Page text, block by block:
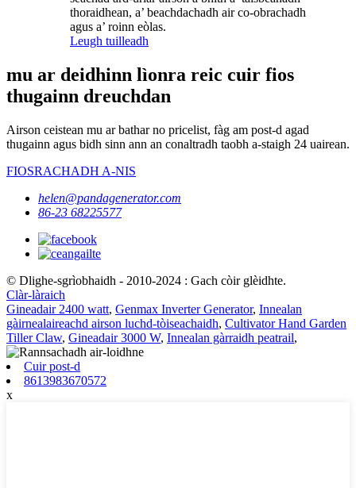
thoraidhean, a’ beachdachadh air co-obrachadh
agus a’ roinn eòlas.
Leugh tuilleadh
mu ar deidhinn lìonra reic cuir fios
thugainn dreuchdan
Airson ceistean mu ar bathar no pricelist, fàg am post-d agad
thugainn agus bidh sinn ann an conaltradh taobh a-staigh 24 uairean.
FIOSRACHADH A-NIS
helen@pandagenerator.com
86-23 68225577
© Dlighe-sgrìobhaidh - 2010-2024 : Gach còir glèidhte.
Clàr-làraich
Gineadair 2400 watt, Genmax Inverter Generator, Innealan
gàirnealaireachd airson luchd-tòiseachaidh, Cultivator Hand Garden
Tiller Claw, Gineadair 3000 W, Innealan gàrraidh peatrail,
Cuir post-d
8613983670572
x